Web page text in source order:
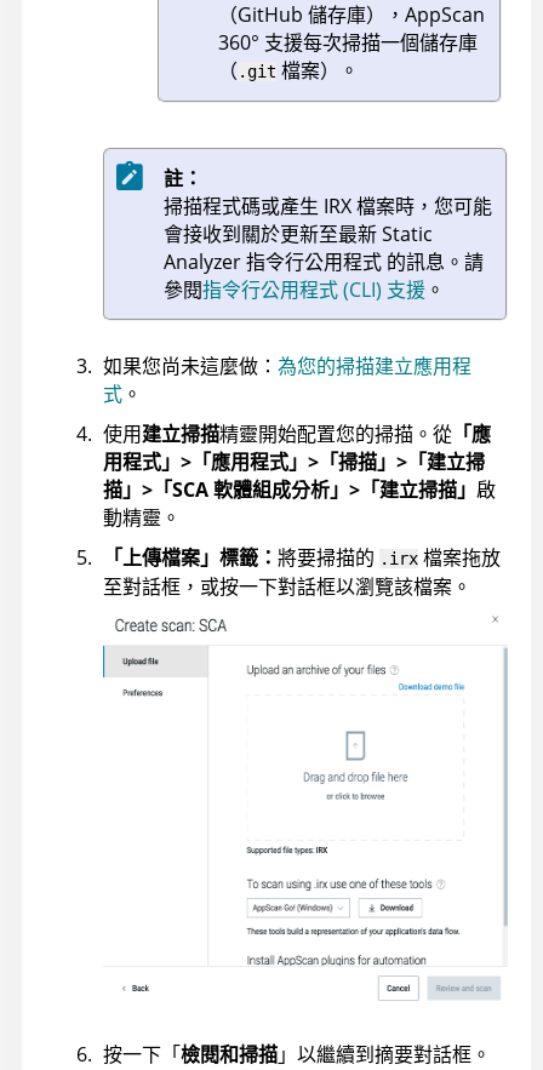
（GitHub 儲存庫）， AppScan
360° 支援每次掃描一個儲存庫
（ .git 檔案）。
註：
掃描程式碼或產生 IRX檔案時，您可能
會接收到關於更新至最新Static
Analyzer 指令行公用程式 的訊息。 請
參閱指令行公用程式 (CLI) 支援 。
如果您尚未這麼做： 為您的掃描建立應用程
式 。
使用建立掃描精靈開始配置您的掃描。從 「應
用程式」>「應用程式」>「掃描」>「建立掃
描」>「SCA 軟體組成分析」>「建立掃描」 啟
動精靈。
「上傳檔案」標籤： 將要掃描的 .irx 檔案拖放
至對話框，或按一下對話框以瀏覽該檔案。
按一下「檢閱和掃描」以繼續到摘要對話框。